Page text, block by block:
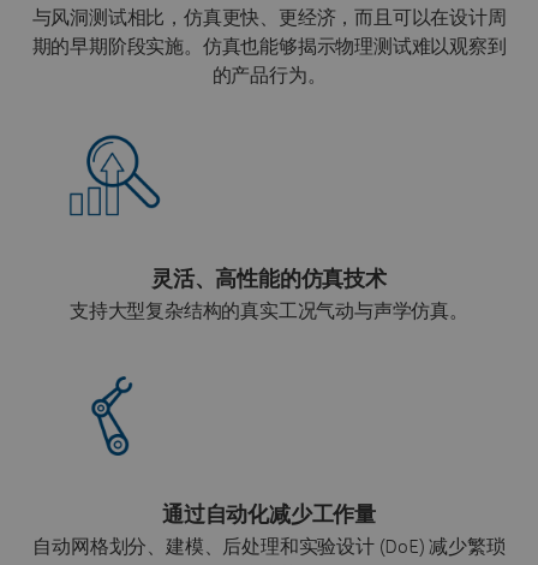
与风洞测试相比，仿真更快、更经济，而且可以在设计周
期的早期阶段实施。仿真也能够揭示物理测试难以观察到
的产品行为。
灵活、高性能的仿真技术
支持大型复杂结构的真实工况气动与声学仿真。
通过自动化减少工作量
自动网格划分、建模、后处理和实验设计 (DoE) 减少繁琐